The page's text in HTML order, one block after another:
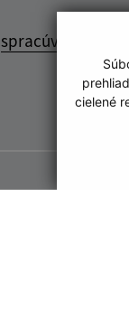
cielené
spracúvaním